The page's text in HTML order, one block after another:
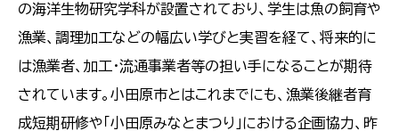
の海洋生物研究学科が設置されており、学生は魚の飼育や
漁業、調理加工などの幅広い学びと実習を経て、将来的に
は漁業者、加工・流通事業者等の担い手になることが期待
されています。小田原市とはこれまでにも、漁業後継者育
成短期研修や「小田原みなとまつり」における企画協力、昨